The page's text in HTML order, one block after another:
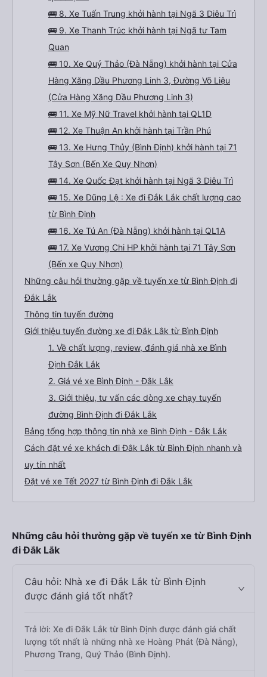
🚌 8. Xe Tuấn Trung khởi hành tại Ngã 3 Diêu Trì
🚌 9. Xe Thanh Trúc khởi hành tại Ngã tư Tam
Quan
🚌 10. Xe Quý Thảo (Đà Nẵng) khởi hành tại Cửa
Hàng Xăng Dầu Phương Linh 3, Đường Võ Liệu
(Cửa Hàng Xăng Dầu Phương Linh 3)
🚌 11. Xe Mỹ Nữ Travel khởi hành tại QL1D
🚌 12. Xe Thuận An khởi hành tại Trần Phú
🚌 13. Xe Hưng Thủy (Bình Định) khởi hành tại 71
Tây Sơn (Bến Xe Quy Nhơn)
🚌 14. Xe Quốc Đạt khởi hành tại Ngã 3 Diêu Trì
🚌 15. Xe Dũng Lệ : Xe đi Đắk Lắk chất lượng cao
từ Bình Định
🚌 16. Xe Tú An (Đà Nẵng) khởi hành tại QL1A
🚌 17. Xe Vương Chi HP khởi hành tại 71 Tây Sơn
(Bến xe Quy Nhơn)
Những câu hỏi thường gặp về tuyến xe từ Bình Định đi
Đắk Lắk
Thông tin tuyến đường
Giới thiệu tuyến đường xe đi Đắk Lắk từ Bình Định
1. Về chất lượng, review, đánh giá nhà xe Bình
Định Đắk Lắk
2. Giá vé xe Bình Định - Đắk Lắk
3. Giới thiệu, tư vấn các dòng xe chạy tuyến
đường Bình Định đi Đắk Lắk
Bảng tổng hợp thông tin nhà xe Bình Định - Đắk Lắk
Cách đặt vé xe khách đi Đắk Lắk từ Bình Định nhanh và
uy tín nhất
Đặt vé xe Tết 2027 từ Bình Định đi Đắk Lắk
Những câu hỏi thường gặp về tuyến xe từ Bình Định
đi Đắk Lắk
Câu hỏi: Nhà xe đi Đắk Lắk từ Bình Định
được đánh giá tốt nhất?
Trả lời: Xe đi Đắk Lắk từ Bình Định được đánh giá chất
lượng tốt nhất là những nhà xe Hoàng Phát (Đà Nẵng),
Phương Trang, Quý Thảo (Bình Định).